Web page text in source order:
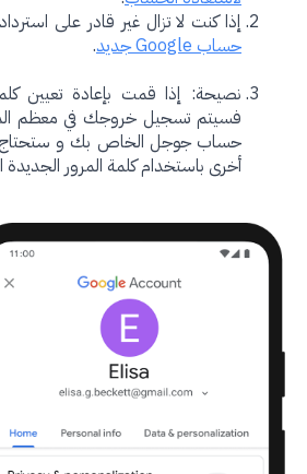
إذا كنت لا تزال غير قادر على استرداد
حساب Google جديد
.
نصيحة: إذا قمت بإعادة تعيين كلمة
فسيتم تسجيل خروجك في معظم المواقع
حساب جوجل الخاص بك و ستحتاج إلى
أخرى باستخدام كلمة المرور الجديدة